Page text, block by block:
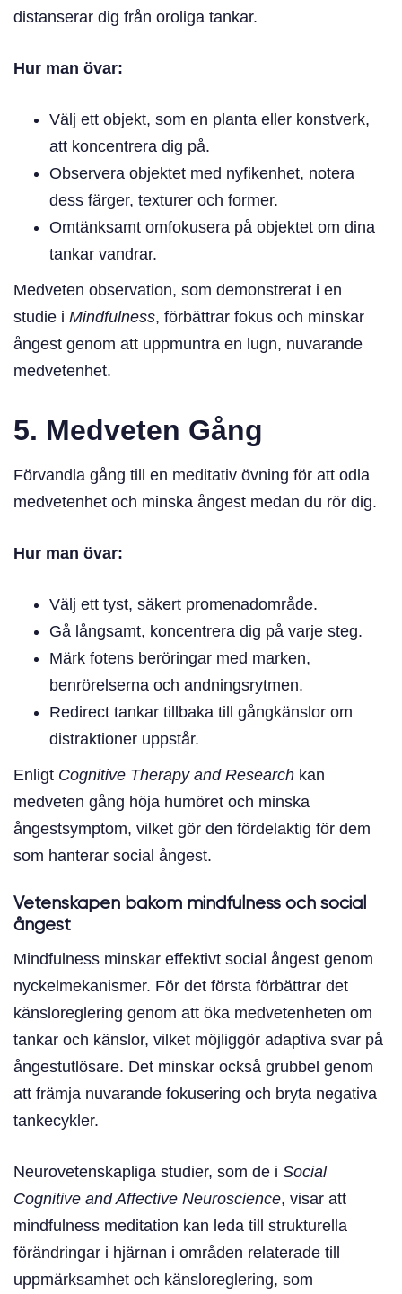
distanserar dig från oroliga tankar.
Hur man övar:
Välj ett objekt, som en planta eller konstverk,
att koncentrera dig på.
Observera objektet med nyfikenhet, notera
dess färger, texturer och former.
Omtänksamt omfokusera på objektet om dina
tankar vandrar.
Medveten observation, som demonstrerat i en
studie i Mindfulness, förbättrar fokus och minskar
ångest genom att uppmuntra en lugn, nuvarande
medvetenhet.
5. Medveten Gång
Förvandla gång till en meditativ övning för att odla
medvetenhet och minska ångest medan du rör dig.
Hur man övar:
Välj ett tyst, säkert promenadområde.
Gå långsamt, koncentrera dig på varje steg.
Märk fotens beröringar med marken,
benrörelserna och andningsrytmen.
Redirect tankar tillbaka till gångkänslor om
distraktioner uppstår.
Enligt Cognitive Therapy and Research kan
medveten gång höja humöret och minska
ångestsymptom, vilket gör den fördelaktig för dem
som hanterar social ångest.
Vetenskapen bakom mindfulness och social
ångest
Mindfulness minskar effektivt social ångest genom
nyckelmekanismer. För det första förbättrar det
känsloreglering genom att öka medvetenheten om
tankar och känslor, vilket möjliggör adaptiva svar på
ångestutlösare. Det minskar också grubbel genom
att främja nuvarande fokusering och bryta negativa
tankecykler.
Neurovetenskapliga studier, som de i Social
Cognitive and Affective Neuroscience, visar att
mindfulness meditation kan leda till strukturella
förändringar i hjärnan i områden relaterade till
uppmärksamhet och känsloreglering, som